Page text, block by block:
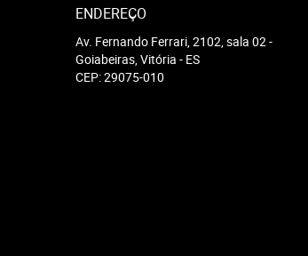
ENDEREÇO
Av. Fernando Ferrari, 2102, sala 02-
Goiabeiras, Vitória - ES
CEP: 29075-010